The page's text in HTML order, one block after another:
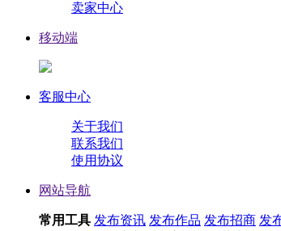
卖家中心
移动端
客服中心
关于我们
联系我们
使用协议
网站导航
常用工具 发布资讯 发布作品 发布招商 发